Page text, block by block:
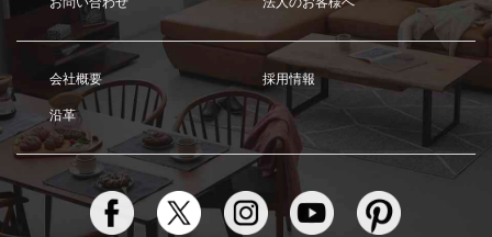
会社概要 採用情報
沿革